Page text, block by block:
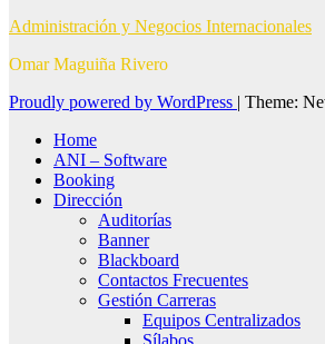
Administración y Negocios Internacionales
Omar Maguiña Rivero
Proudly powered by WordPress | Theme:
Home
ANI – Software
Booking
Dirección
Auditorías
Banner
Blackboard
Contactos Frecuentes
Gestión Carreras
Equipos Centralizados